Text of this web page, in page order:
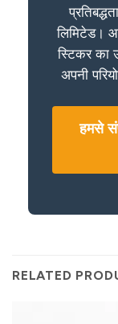
लिमिटेड।
स्टिकर का
अपनी
हमसे
RELATED